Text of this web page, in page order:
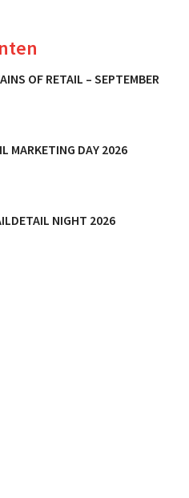
OF RETAIL – SEPTEMBER
MARKETING DAY 2026
NIGHT 2026